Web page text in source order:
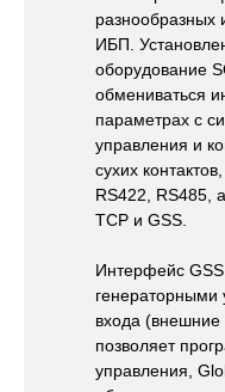
разнообразных
ИБП.
оборудование
обмениваться
параметрах с
управления и
сухих
RS422, RS485,
TCP и GSS.
Интерфейс
генераторными
входа (внешние
позволяет
управления,